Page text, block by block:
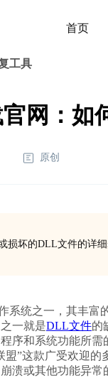
首页
工具
网：如
原创
损坏的DLL文件的详
系统之一，其丰
一就是DLL文件的
序和系统功能所需
”这款广受欢迎
溃或其他功能异常